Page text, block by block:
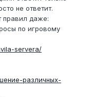
не ответит.
правил даже:
по игровому
servera/
различных-